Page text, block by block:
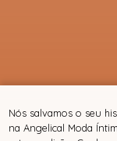
Nós salvamos o seu
na Angelical Moda